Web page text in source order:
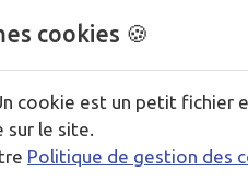
CCPA - AVENANT N 5
INFORMATIQUE ET
cookies 🍪
cookie est un petit fichier
le site.
Politique de gestion des